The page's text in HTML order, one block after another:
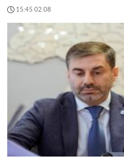
15:45 02.08